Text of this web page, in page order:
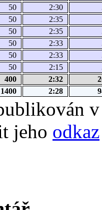
50 2:30
50 2:35
50 2:35
50 2:33
50 2:33
50 2:15
400 2:32
1400 2:28
jeho odkaz